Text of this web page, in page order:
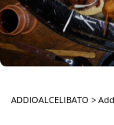
ADDIOALCELIBATO >